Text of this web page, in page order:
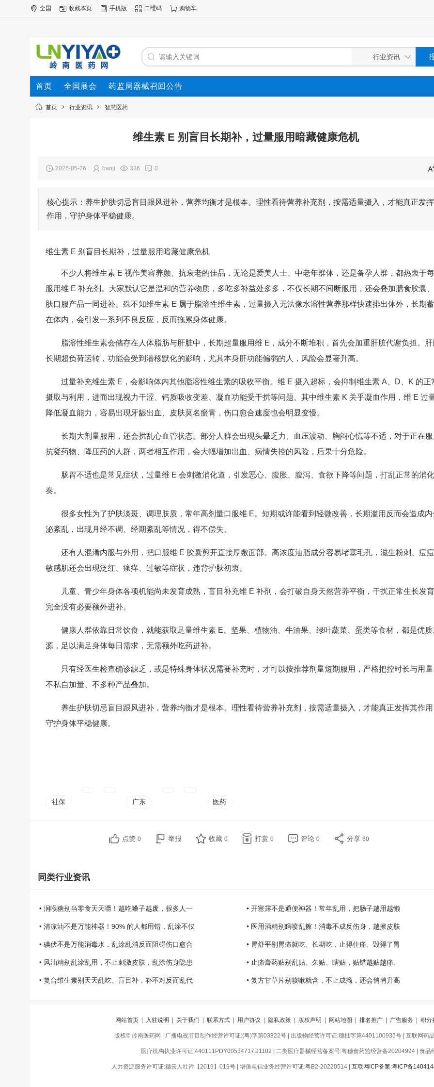
全国 收藏本页 手机版 二维码 购物车
首页 全国展会 药监局器械召回公告
首页 > 行业资讯 > 智慧医药
维生素 E 别盲目长期补，过量服用暗藏健康危机
2026-05-26 banji 336 0
核心提示：养生护肤切忌盲目跟风进补，营养均衡才是根本。理性看待营养补充剂，按需适量摄入，才能真正发
作用，守护身体平稳健康。
维生素 E 别盲目长期补，过量服用暗藏健康危机
不少人将维生素 E 视作美容养颜、抗衰老的佳品，无论是爱美人士、中老年群体，还是备孕人群，都热衷于
服用维 E 补充剂。大家默认它是温和的营养物质，多吃多补益处多多，不仅长期不间断服用，还会叠加膳食胶囊
肤口服产品一同进补。殊不知维生素 E 属于脂溶性维生素，过量摄入无法像水溶性营养那样快速排出体外，长期
在体内，会引发一系列不良反应，反而拖累身体健康。
脂溶性维生素会储存在人体脂肪与肝脏中，长期超量服用维 E，成分不断堆积，首先会加重肝脏代谢负担。肝
长期超负荷运转，功能会受到潜移默化的影响，尤其本身肝功能偏弱的人，风险会显著升高。
过量补充维生素 E，会影响体内其他脂溶性维生素的吸收平衡。维 E 摄入超标，会抑制维生素 A、D、K 的正
摄取与利用，进而出现视力干涩、钙质吸收变差、凝血功能受干扰等问题。其中维生素 K 关乎凝血作用，维 E 过
降低凝血能力，容易出现牙龈出血、皮肤莫名瘀青，伤口愈合速度也会明显变慢。
长期大剂量服用，还会扰乱心血管状态。部分人群会出现头晕乏力、血压波动、胸闷心慌等不适，对于正在
抗凝药物、降压药的人群，两者相互作用，会大幅增加出血、病情失控的风险，后果十分危险。
肠胃不适也是常见症状，过量维 E 会刺激消化道，引发恶心、腹胀、腹泻、食欲下降等问题，打乱正常的消
奏。
很多女性为了护肤淡斑、调理肤质，常年高剂量口服维 E。短期或许能看到轻微改善，长期滥用反而会造成内
泌紊乱，出现月经不调、经期紊乱等情况，得不偿失。
还有人混淆内服与外用，把口服维 E 胶囊剪开直接厚敷面部。高浓度油脂成分容易堵塞毛孔，滋生粉刺、痘
敏感肌还会出现泛红、瘙痒、过敏等症状，违背护肤初衷。
儿童、青少年身体各项机能尚未发育成熟，盲目补充维 E 补剂，会打破自身天然营养平衡，干扰正常生长发
完全没有必要额外进补。
健康人群依靠日常饮食，就能获取足量维生素 E。坚果、植物油、牛油果、绿叶蔬菜、蛋类等食材，都是优质
源，足以满足身体每日需求，无需额外吃药进补。
只有经医生检查确诊缺乏，或是特殊身体状况需要补充时，才可以按推荐剂量短期服用，严格把控时长与用
不私自加量、不多种产品叠加。
养生护肤切忌盲目跟风进补，营养均衡才是根本。理性看待营养补充剂，按需适量摄入，才能真正发挥其作
守护身体平稳健康。
社保 广东 医药
点赞 0 举报 收藏 0 打赏 0 评论 0 分享 60
同类行业资讯
• 润喉糖别当零食天天嚼！越吃嗓子越废，很多人一 • 开塞露不是通便神器！常年乱用，把肠子越用越懒
• 清凉油不是万能神器！90% 的人都用错，乱涂不仅 • 医用酒精别瞎喷乱擦！消毒不成反伤身，越擦皮肤
• 碘伏不是万能消毒水，乱涂乱消反而阻碍伤口愈合 • 胃舒平别胃痛就吃、长期吃，止得住痛、毁得了胃
• 风油精别乱涂乱用，不止刺激皮肤，乱涂伤身隐患 • 止痛膏药贴别乱贴、久贴、瞎贴，贴错越贴越痛、
• 复合维生素别天天乱吃、盲目补，补不对反而乱代 • 复方甘草片别咳嗽就含，不止成瘾，还会悄悄升高
网站首页 入驻说明 关于我们 联系方式 用户协议 隐私政策 版权声明 网站地图 排名推广 广告服务 积分
版权© 岭南医药网 | 广播电视节目制作经营许可证:(粤)字第03822号 | 出版物经营许可证:穗批字第4401100935号 | 互联网药
医疗机构执业许可证:440111PDY00534717D1102 | 二类医疗器械经营备案号:粤穗食药监经营备20204994 | 食
人力资源服务许可证:穗云人社许【2019】019号 | 增值电信业务经营许可证:粤B2-20220514 | 互联网ICP备案:粤ICP备